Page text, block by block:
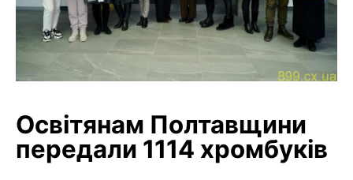
Освітянам Полтавщини
передали 1114 хромбуків